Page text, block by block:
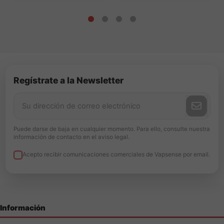
Regístrate a la Newsletter
Puede darse de baja en cualquier momento. Para ello, consulte nuestra
información de contacto en el aviso legal.
Acepto recibir comunicaciones comerciales de Vapsense por email.
Información